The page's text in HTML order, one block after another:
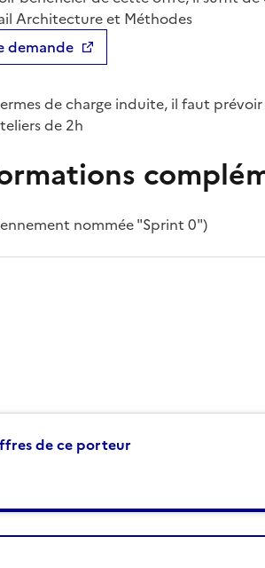
Architecture et Méthodes
demande
de charge induite, il faut
de 2h
nommée "Sprint 0")
de ce porteur